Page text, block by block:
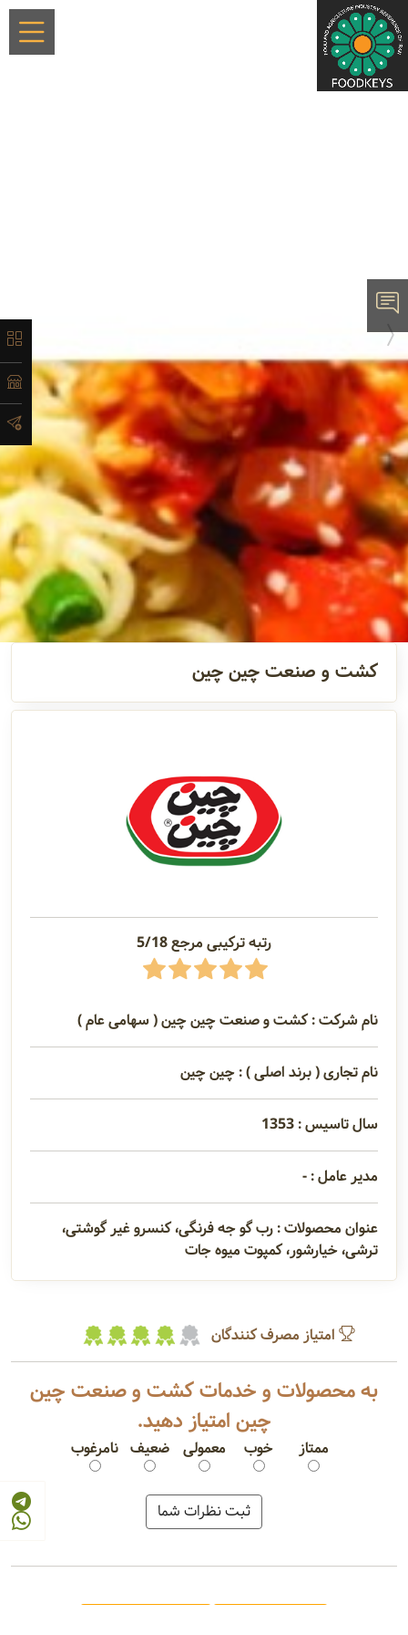
×
لیست
محصولات
آدرس و
اطلاعات
تماس
مدیران و
مسئولین
گالری
کشت و صنعت چین چین
رتبه ترکیبی مرجع 5/18
نام شرکت : کشت و صنعت چین چین ( سهامی عام )
نام تجاری ( برند اصلی ) : چین چین
سال تاسیس : 1353
مدیر عامل : -
عنوان محصولات : رب گو جه فرنگی، کنسرو غیر گوشتی،
ترشی، خیارشور، کمپوت میوه جات
امتیاز مصرف کنندگان
به محصولات و خدمات کشت و صنعت چین
چین امتیاز دهید.
نامرغوب ضعیف معمولی خوب ممتاز